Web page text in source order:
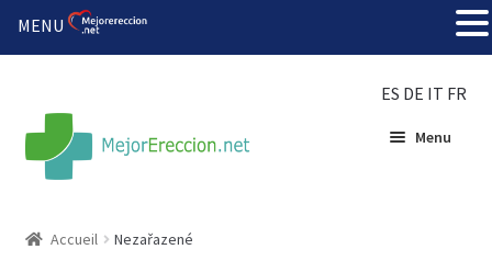
ES DE IT FR
Menu
Accueil Nezařazené
MENU